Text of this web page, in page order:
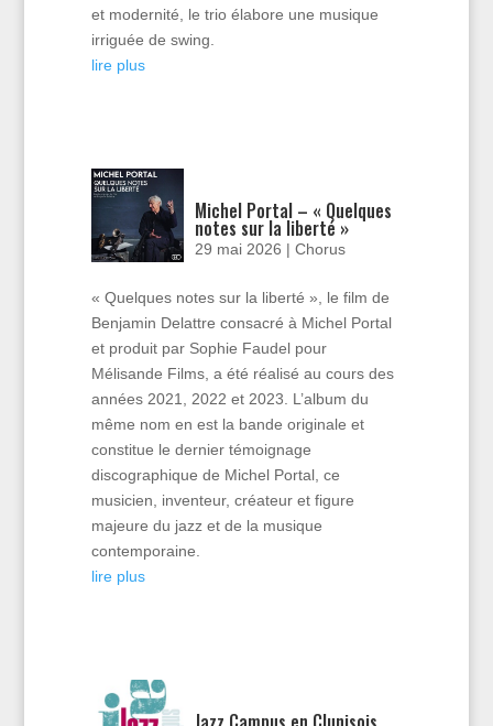
et modernité, le trio élabore une musique
irriguée de swing.
lire plus
Michel Portal – « Quelques
notes sur la liberté »
29 mai 2026 |Chorus
« Quelques notes sur la liberté », le film de
Benjamin Delattre consacré à Michel Portal
et produit par Sophie Faudel pour
Mélisande Films, a été réalisé au cours des
années 2021, 2022 et 2023. L’album du
même nom en est la bande originale et
constitue le dernier témoignage
discographique de Michel Portal, ce
musicien, inventeur, créateur et figure
majeure du jazz et de la musique
contemporaine.
lire plus